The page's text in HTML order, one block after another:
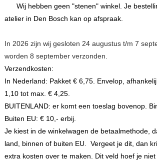
Wij hebben geen "stenen" winkel. Je
atelier in Den Bosch kan op afspraak.
In 2026 zijn wij gesloten 24 augustus t/m 7
worden 8 september verzonden.
Verzendkosten:
In Nederland: Pakket € 6,75. Envelop,
1,10 tot max. € 4,25.
BUITENLAND: er komt een toeslag bovenop.
Buiten EU: € 10,- erbij.
Je kiest in de winkelwagen de betaalmethode,
land, binnen of buiten EU. Vergeet je dit, dan
extra kosten over te maken. Dit veld hoef je